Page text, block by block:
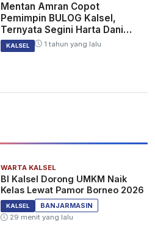
Mentan Amran Copot
Pemimpin BULOG Kalsel,
Ternyata Segini Harta Dani
Satrio di e-LHKPN
KALSEL 1 tahun yang lalu
WARTA KALSEL
BI Kalsel Dorong UMKM Naik
Kelas Lewat Pamor Borneo 2026
KALSEL
BANJARMASIN
29 menit yang lalu